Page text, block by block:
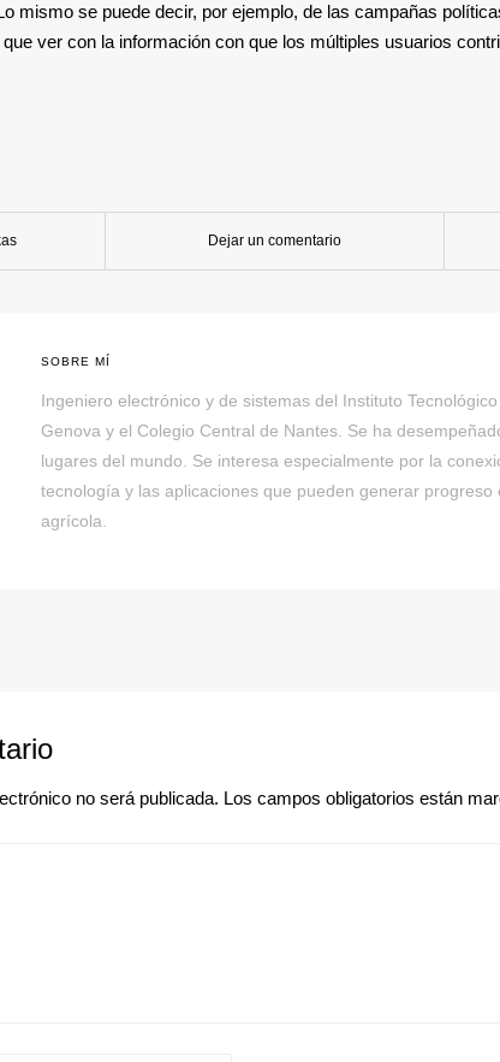
mismo se puede decir, por ejemplo, de las campañas
ver con la información con que los múltiples usuarios
Dejar un comentario
SOBRE MÍ
Ingeniero electrónico y de sistemas del Instituto
Genova y el Colegio Central de Nantes. Se ha
lugares del mundo. Se interesa especialmente por la
tecnología y las aplicaciones que pueden generar progreso
agrícola.
no será publicada. Los campos obligatorios están